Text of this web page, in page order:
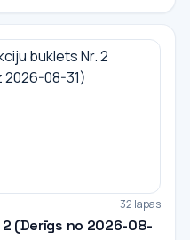
32 lapas
(Derīgs no 2026-08-